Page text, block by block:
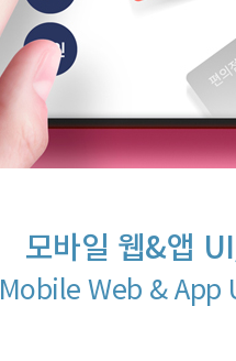
모바일 웹&앱
Mobile Web & App